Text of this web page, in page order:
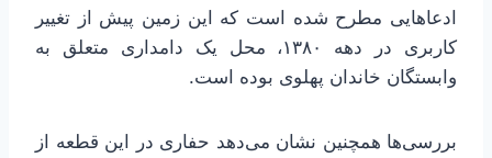
ادعاهایی مطرح شده است که این زمین پیش از تغییر
کاربری در دهه ۱۳۸۰، محل یک دامداری متعلق به
وابستگان خاندان پهلوی بوده است.
بررسی‌ها همچنین نشان می‌دهد حفاری در این قطعه از